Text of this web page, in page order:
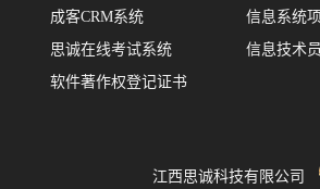
成客CRM系统
思诚在线考试系统
软件著作权登记证书
信息系统
信息技术
江西思诚科技有限公司